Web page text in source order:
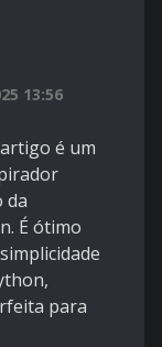
13:56
é um
da
É ótimo
para